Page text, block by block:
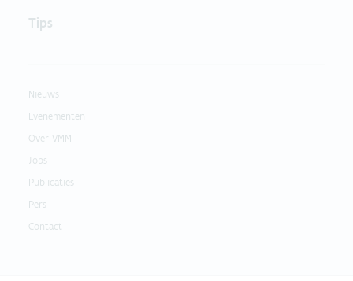
Tips
Nieuws
Evenementen
Over VMM
Jobs
Publicaties
Pers
Contact